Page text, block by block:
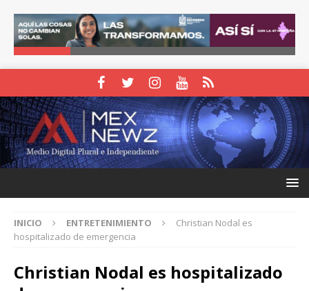
INICIO ENTRETENIMIENTO
Christian Nodal es
hospitalizado de emergencia
Christian Nodal es hospitalizado